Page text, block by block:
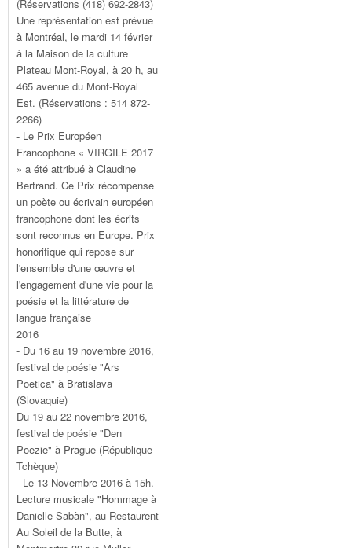
(Réservations (418) 692-2843)
Une représentation est prévue
à Montréal, le mardi 14 février
à la Maison de la culture
Plateau Mont-Royal, à 20 h, au
465 avenue du Mont-Royal
Est. (Réservations : 514 872-
2266)
- Le Prix Européen
Francophone « VIRGILE 2017
» a été attribué à Claudine
Bertrand. Ce Prix récompense
un poète ou écrivain européen
francophone dont les écrits
sont reconnus en Europe. Prix
honorifique qui repose sur
l'ensemble d'une œuvre et
l'engagement d'une vie pour la
poésie et la littérature de
langue française
2016
- Du 16 au 19 novembre 2016,
festival de poésie "Ars
Poetica" à Bratislava
(Slovaquie)
Du 19 au 22 novembre 2016,
festival de poésie "Den
Poezie" à Prague (République
Tchèque)
- Le 13 Novembre 2016 à 15h.
Lecture musicale "Hommage à
Danielle Sabàn", au Restaurent
Au Soleil de la Butte, à